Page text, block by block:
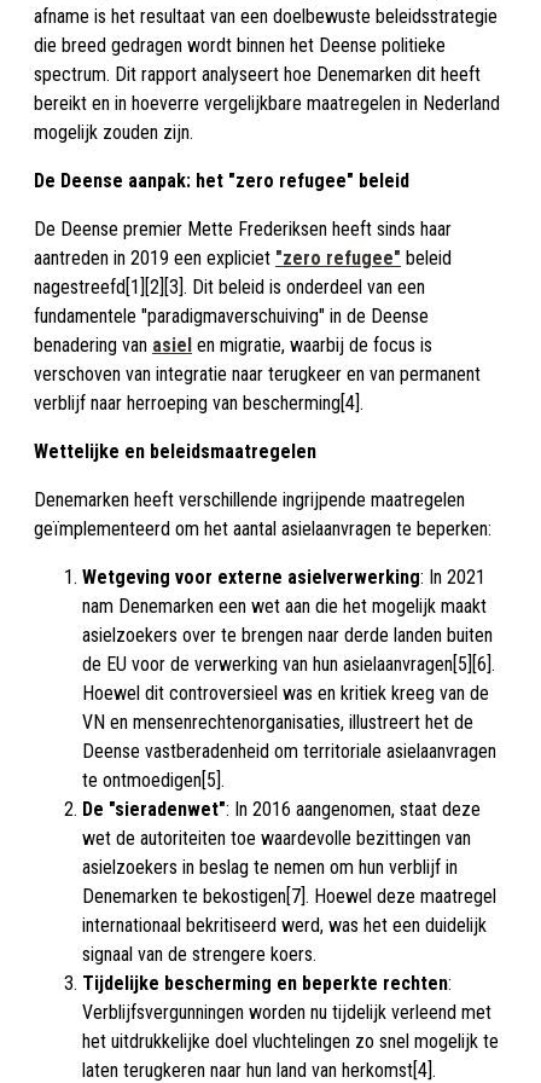
afname is het resultaat van een doelbewuste beleidsstrategie
die breed gedragen wordt binnen het Deense politieke
spectrum. Dit rapport analyseert hoe Denemarken dit heeft
bereikt en in hoeverre vergelijkbare maatregelen in Nederland
mogelijk zouden zijn.
De Deense aanpak: het "zero refugee" beleid
De Deense premier Mette Frederiksen heeft sinds haar
aantreden in 2019 een expliciet "zero refugee" beleid
nagestreefd[1][2][3]. Dit beleid is onderdeel van een
fundamentele "paradigmaverschuiving" in de Deense
benadering van asiel en migratie, waarbij de focus is
verschoven van integratie naar terugkeer en van permanent
verblijf naar herroeping van bescherming[4].
Wettelijke en beleidsmaatregelen
Denemarken heeft verschillende ingrijpende maatregelen
geïmplementeerd om het aantal asielaanvragen te beperken:
Wetgeving voor externe asielverwerking: In 2021
nam Denemarken een wet aan die het mogelijk maakt
asielzoekers over te brengen naar derde landen buiten
de EU voor de verwerking van hun asielaanvragen[5][6].
Hoewel dit controversieel was en kritiek kreeg van de
VN en mensenrechtenorganisaties, illustreert het de
Deense vastberadenheid om territoriale asielaanvragen
te ontmoedigen[5].
De "sieradenwet": In 2016 aangenomen, staat deze
wet de autoriteiten toe waardevolle bezittingen van
asielzoekers in beslag te nemen om hun verblijf in
Denemarken te bekostigen[7]. Hoewel deze maatregel
internationaal bekritiseerd werd, was het een duidelijk
signaal van de strengere koers.
Tijdelijke bescherming en beperkte rechten:
Verblijfsvergunningen worden nu tijdelijk verleend met
het uitdrukkelijke doel vluchtelingen zo snel mogelijk te
laten terugkeren naar hun land van herkomst[4].